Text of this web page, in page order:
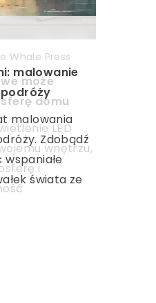
Whale Press
letniskowe
nad
urlop
dodatkowe
warto
malowanie
malowania
Zdobądź
świata ze
Whale Press
może
domu
LED
wnętrzu,
i